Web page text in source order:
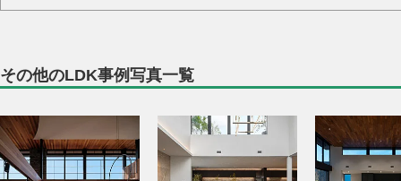
その他のLDK事例写真一覧